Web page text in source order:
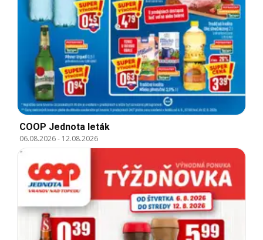
COOP Jednota leták
06.08.2026- 12.08.2026